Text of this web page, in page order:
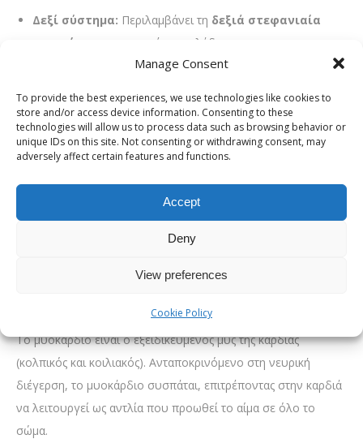
Manage Consent
To provide the best experiences, we use technologies like cookies to
store and/or access device information. Consenting to these
technologies will allow us to process data such as browsing behavior or
unique IDs on this site. Not consenting or withdrawing consent, may
adversely affect certain features and functions.
Accept
Deny
View preferences
Cookie Policy
Δεξί σύστημα: Περιλαμβάνει τη δεξιά στεφανιαία
αρτηρία
και τους επιμέρους κλάδους της.
Νευρικό – Ερεθισματαγωγό
Σύστημα
Η καρδιά διαθέτει το δικό της «ηλεκτρικό δίκτυο», υπεύθυνο
για τη γένεση και την αγωγιμότητα των ηλεκτρικών
ερεθισμάτων. Το σύστημα αυτό προκαλεί τη σύσπαση του
μυοκαρδίου (μηχανική λειτουργία) και ρυθμίζει τον καρδιακό
την εμφάνιση αρρυθμιών και μεταβολές στην καρδιακή
Το μυοκάρδιο είναι ο εξειδικευμένος μυς της καρδιάς
(κολπικός και κοιλιακός). Ανταποκρινόμενο στη νευρική
διέγερση, το μυοκάρδιο συσπάται, επιτρέποντας στην καρδιά
να λειτουργεί ως αντλία που προωθεί το αίμα σε όλο το
σώμα.